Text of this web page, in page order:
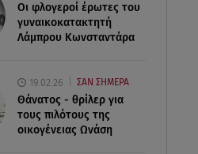
Οι φλογεροί έρωτες του
γυναικοκατακτητή
Λάμπρου Κωνσταντάρα
19.02.26 ΣΑΝ ΣΗΜΕΡΑ
Θάνατος - θρίλερ για
τους πιλότους της
οικογένειας Ωνάση